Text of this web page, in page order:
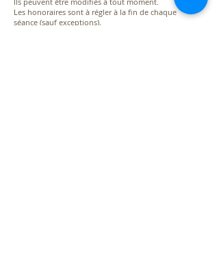
Les honoraires sont à régler à la fin de chaque
séance (sauf exceptions).